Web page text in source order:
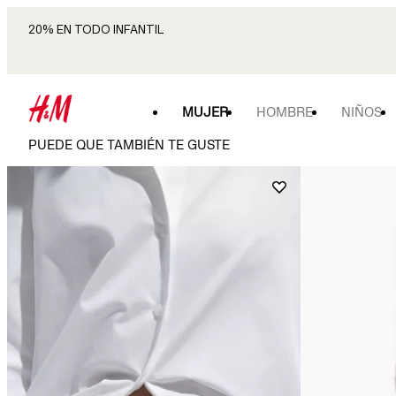
20% EN TODO INFANTIL
MUJER HOMBRE NIÑOS
PUEDE QUE TAMBIÉN TE GUSTE